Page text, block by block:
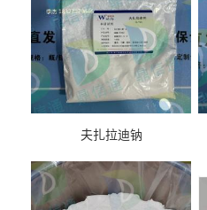
夫扎拉迪钠